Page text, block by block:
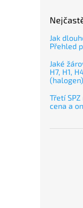
Jak
Přehled
Jaké
H7, H1,
(halogen)
Třetí
cena a